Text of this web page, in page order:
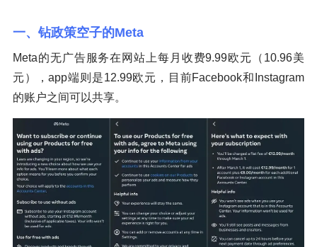
一、钻政策空子的Meta
Meta的无广告服务在网站上每月收费9.99欧元（10.96美
元），app端则是12.99欧元，目前Facebook和Instagram
的账户之间可以共享。